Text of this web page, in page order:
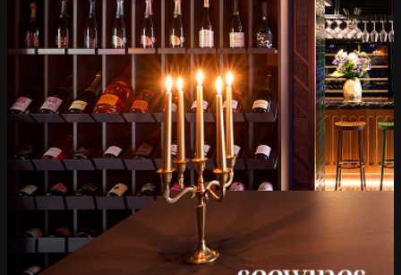
свят
събития
Бърза доставка за
цялата страна
Лоялна програма и
отстъпки
Пазарувай
ВИНО